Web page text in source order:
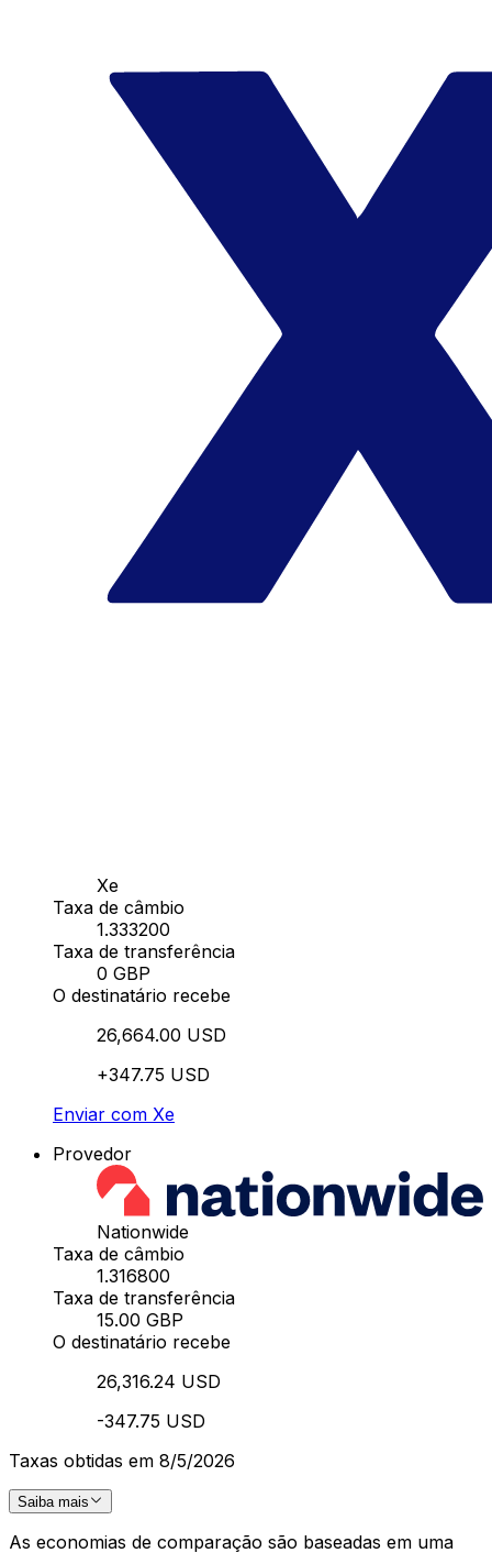
Xe
Taxa de câmbio
1.333200
Taxa de transferência
0 GBP
O destinatário recebe
26,664.00 USD
+347.75 USD
Enviar com Xe
Provedor
Nationwide
Taxa de câmbio
1.316800
Taxa de transferência
15.00 GBP
O destinatário recebe
26,316.24 USD
-347.75 USD
Taxas obtidas em 8/5/2026
Saiba mais
As economias de comparação são baseadas em uma